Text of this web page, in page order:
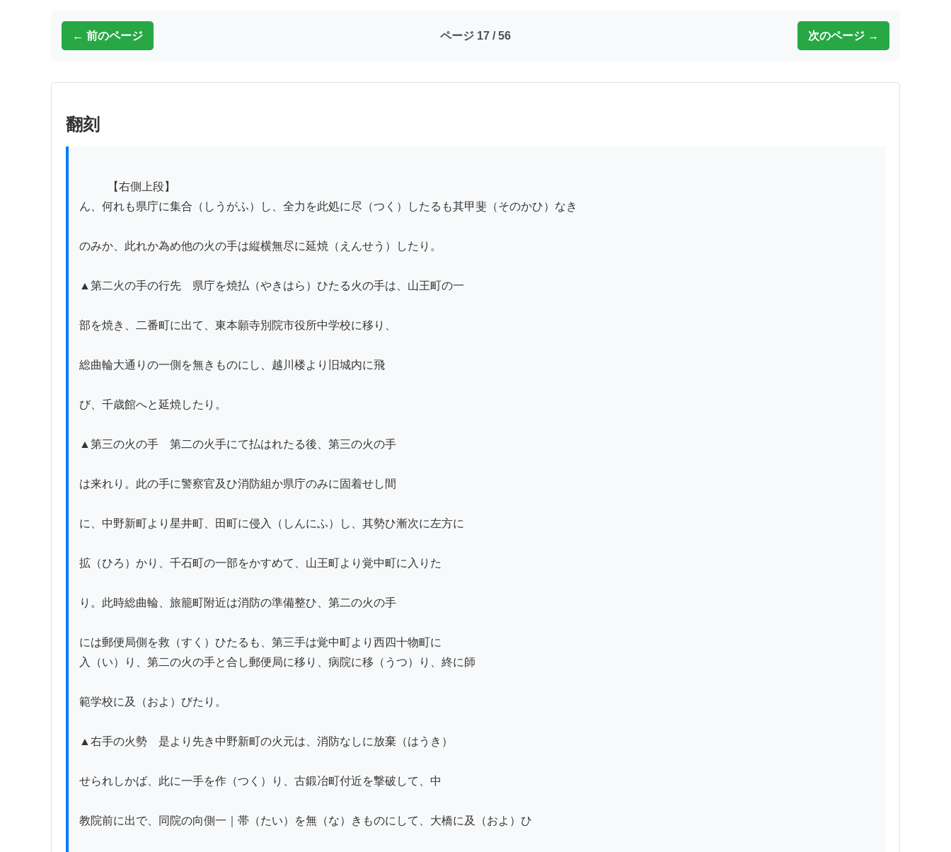
← 前のページ ページ 17 / 56 次のページ →
翻刻
ん、何れも県庁に集合（しうがふ）し、全力を此処に尽（つく）したるも其甲斐（そのかひ）なき
のみか、此れか為め他の火の手は縦横無尽に延焼（えんせう）したり。
▲第二火の手の行先　県庁を焼払（やきはら）ひたる火の手は、山王町の一
部を焼き、二番町に出て、東本願寺別院市役所中学校に移り、
総曲輪大通りの一側を無きものにし、越川楼より旧城内に飛
び、千歳館へと延焼したり。
▲第三の火の手　第二の火手にて払はれたる後、第三の火の手
は来れり。此の手に警察官及ひ消防組か県庁のみに固着せし間
に、中野新町より星井町、田町に侵入（しんにふ）し、其勢ひ漸次に左方に
拡（ひろ）かり、千石町の一部をかすめて、山王町より覚中町に入りた
り。此時総曲輪、旅籠町附近は消防の準備整ひ、第二の火の手
には郵便局側を救（すく）ひたるも、第三手は覚中町より西四十物町に
入（い）り、第二の火の手と合し郵便局に移り、病院に移（うつ）り、終に師
範学校に及（およ）びたり。
▲右手の火勢　是より先き中野新町の火元は、消防なしに放棄（はうき）
せられしかば、此に一手を作（つく）り、古鍛冶町付近を撃破して、中
教院前に出で、同院の向側一｜帯（たい）を無（な）きものにして、大橋に及（およ）ひ